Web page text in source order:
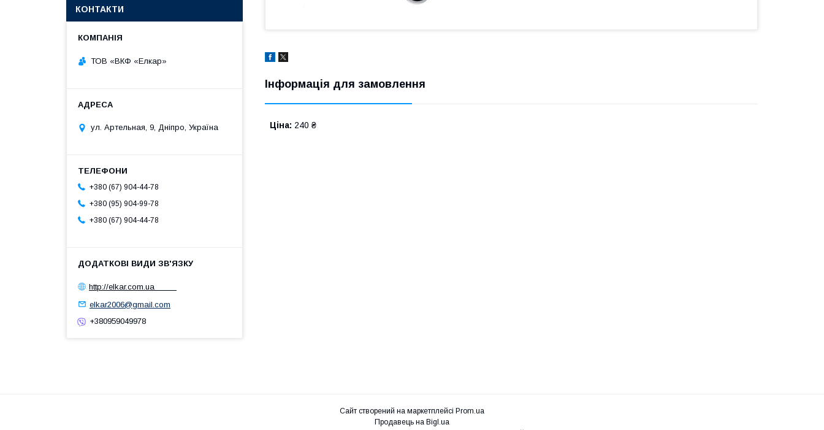
Інформація для замовлення
Ціна: 240 ₴
КОНТАКТИ
ТОВ «ВКФ «Елкар»
ул. Артельная, 9, Дніпро, Україна
+380 (67) 904-44-78
+380 (95) 904-99-78
+380 (67) 904-44-78
http://elkar.com.ua
elkar2006@gmail.com
+380959049978
Сайт створений на маркетплейсі Prom.ua
Продавець на Bigl.ua